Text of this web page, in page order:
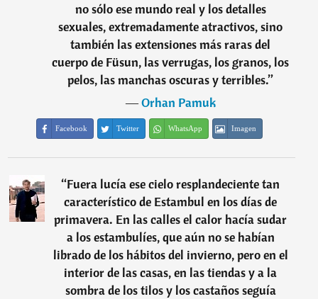
no sólo ese mundo real y los detalles
sexuales, extremadamente atractivos, sino
también las extensiones más raras del
cuerpo de Füsun, las verrugas, los granos, los
pelos, las manchas oscuras y terribles.”
―Orhan Pamuk
Facebook Twitter WhatsApp Imagen
“Fuera lucía ese cielo resplandeciente tan
característico de Estambul en los días de
primavera. En las calles el calor hacía sudar
a los estambulíes, que aún no se habían
librado de los hábitos del invierno, pero en el
interior de las casas, en las tiendas y a la
sombra de los tilos y los castaños seguía